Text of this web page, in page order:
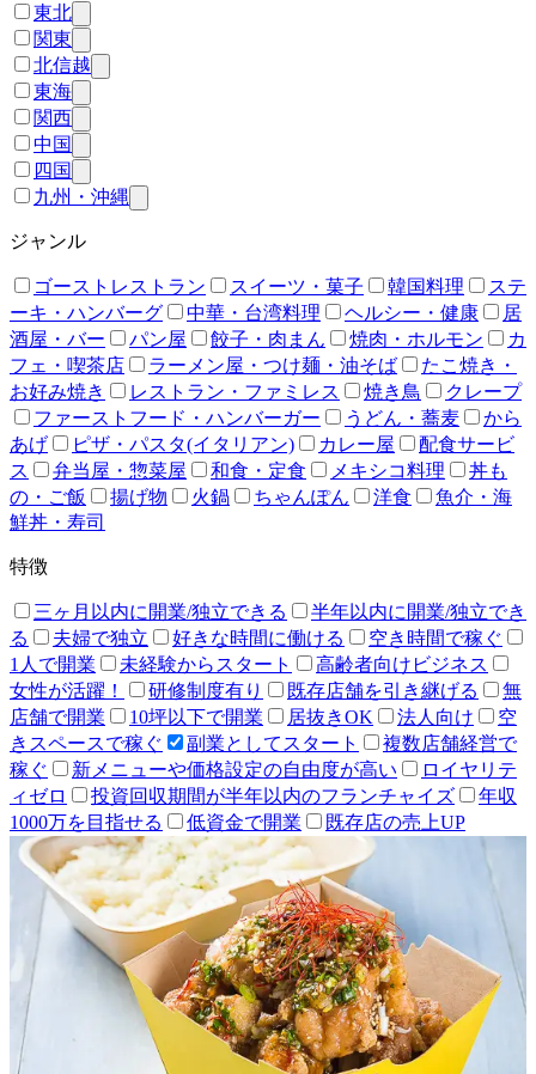
東北
関東
北信越
東海
関西
中国
四国
九州・沖縄
ジャンル
ゴーストレストラン スイーツ・菓子 韓国料理
ステ
ーキ・ハンバーグ
中華・台湾料理 ヘルシー・健康
居
酒屋・バー
パン屋 餃子・肉まん 焼肉・ホルモン
カ
フェ・喫茶店
ラーメン屋・つけ麺・油そば
たこ焼き・
お好み焼き
レストラン・ファミレス 焼き鳥
クレープ
ファーストフード・ハンバーガー
うどん・蕎麦
から
あげ
ピザ・パスタ(イタリアン) カレー屋
配食サービ
ス
弁当屋・惣菜屋 和食・定食 メキシコ料理
丼も
の・ご飯
揚げ物 火鍋 ちゃんぽん 洋食
魚介・海
鮮丼・寿司
特徴
三ヶ月以内に開業/独立できる
半年以内に開業/独立でき
る
夫婦で独立 好きな時間に働ける
空き時間で稼ぐ
1人で開業
未経験からスタート
高齢者向けビジネス
女性が活躍！
研修制度有り 既存店舗を引き継げる
無
店舗で開業
10坪以下で開業 居抜きOK 法人向け
空
きスペースで稼ぐ
副業としてスタート
複数店舗経営で
稼ぐ
新メニューや価格設定の自由度が高い
ロイヤリテ
ィゼロ
投資回収期間が半年以内のフランチャイズ
年収
1000万を目指せる
低資金で開業 既存店の売上UP